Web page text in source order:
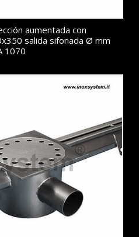
aumentada con
salida sifonada Ø mm
1070